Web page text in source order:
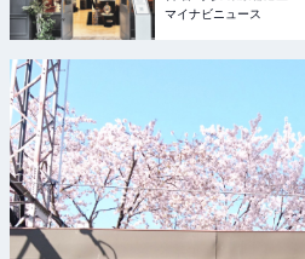
マイナビニュース